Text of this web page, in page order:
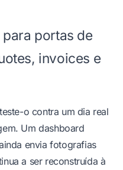
portas de
invoices e
o contra um dia real
Um dashboard
envia fotografias
a ser reconstruída à